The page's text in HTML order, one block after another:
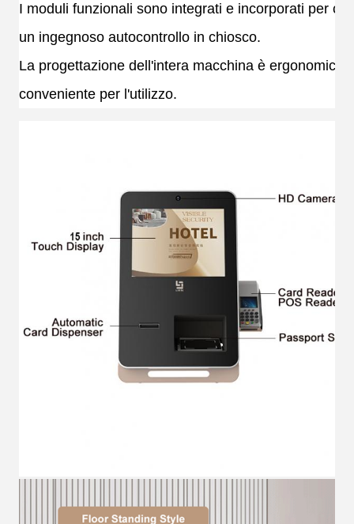
I moduli funzionali sono integrati e incorporati per
un ingegnoso autocontrollo in chiosco.
La progettazione dell'intera macchina è ergonomica
conveniente per l'utilizzo.